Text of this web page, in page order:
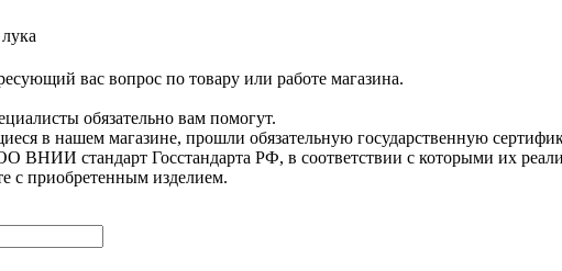
вас вопрос по товару или работе магазина.
обязательно вам помогут.
в нашем магазине, прошли обязательную государственную
ВНИИ стандарт Госстандарта РФ, в соответствии с которыми их
с приобретенным изделием.